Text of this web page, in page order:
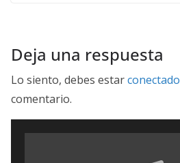
Deja una respuesta
Lo siento, debes estarconectado
comentario.